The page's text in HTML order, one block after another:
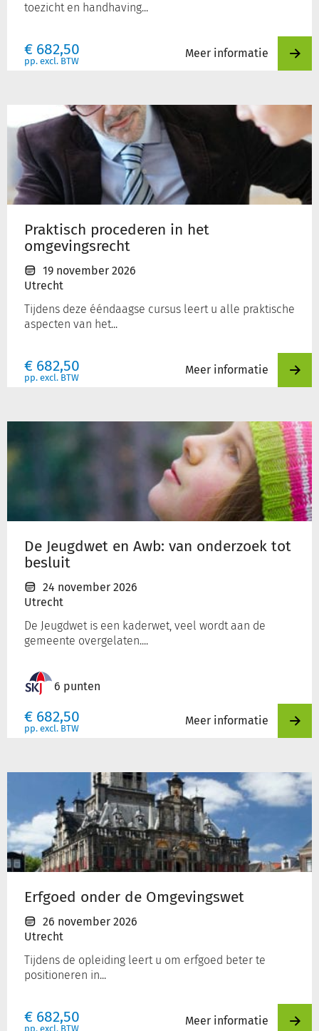
toezicht en handhaving...
€ 682,50
pp. excl. BTW
Meer informatie
Praktisch procederen in het
omgevingsrecht
19 november 2026
Utrecht
Tijdens deze ééndaagse cursus leert u alle praktische
aspecten van het...
€ 682,50
pp. excl. BTW
Meer informatie
Praktisch
procederen
in
het
omgevingsrecht
De Jeugdwet en Awb: van onderzoek tot
besluit
24 november 2026
Utrecht
De Jeugdwet is een kaderwet, veel wordt aan de
gemeente overgelaten....
6 punten
€ 682,50
pp. excl. BTW
Meer informatie
Jeugdwet
Awb:
onderzoek
tot
besluit
Erfgoed onder de Omgevingswet
26 november 2026
Utrecht
Tijdens de opleiding leert u om erfgoed beter te
positioneren in...
€ 682,50
pp. excl. BTW
Meer informatie
Omgevingswet